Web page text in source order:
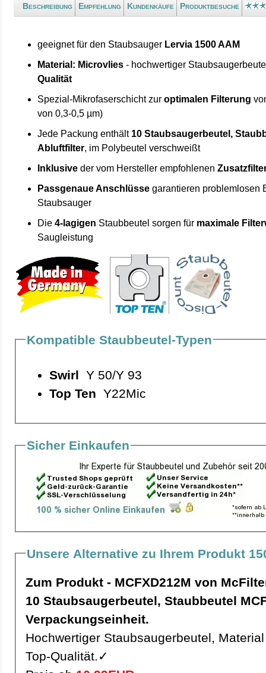
Beschreibung Empfehlung Kundenkäufe Produktbesuche
geeignet für den Staubsauger Lervia 1500 AAM
Material: Microvlies - hochwertiger
Qualität
Spezial-Mikrofaserschicht zuroptimalen Filterung
von 0,3-0,5 µm)
Jede Packung enthält 10 Staubsaugerbeutel,
Abluftfilter, im Polybeutel verschweißt
Inklusive der vom Hersteller empfohlenen
Passgenaue Anschlüsse garantieren problemlosen
Staubsauger
Die4-lagigen Staubbeutel sorgen für maximale
Saugleistung
Kompatible Staubbeutel-Typen
Swirl Y 50/Y 93
Top Ten Y22Mic
Sicher Einkaufen
Unsere Alternative zu Ihrem Produkt
Zum Produkt - MCFXD212M von
10 Staubsaugerbeutel, Staubbeutel MCFXD212M pro
Verpackungseinheit.
Hochwertiger Staubsaugerbeutel,
Top-Qualität.✓